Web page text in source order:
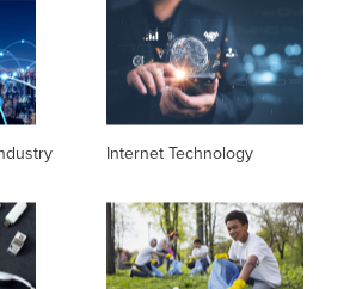
Internet Technology